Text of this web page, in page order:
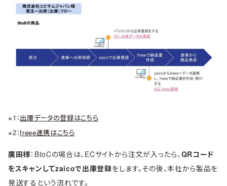
※1：出庫データの登録はこちら
※2：freee連携はこちら
廣田様：BtoCの場合は、ECサイトから注文が入ったら、 QRコード
をスキャンしてzaicoで出庫登録をします。その後、本社から製品を
発送するという流れです。